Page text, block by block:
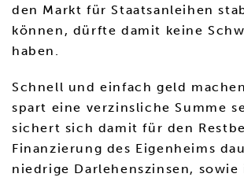
den Markt für Staatsanleihen
können, dürfte damit keine
haben.
Schnell und einfach geld
spart eine verzinsliche Summe
sichert sich damit für den
Finanzierung des Eigenheims
niedrige Darlehenszinsen, sowie